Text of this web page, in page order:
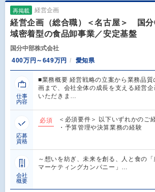
再掲載 経営企画
経営企画（総合職）＜名古屋＞ 国分
域密着型の食品卸事業／安定基盤
国分中部株式会社
400万円～649万円
愛知県
仕事
内容
■業務概要 経営戦略の立案から業務品
画まで、会社全体の成長を支える経営
いただきま…
応募
資格
必須
＜必須要件＞ 以下いずれかのご
・予算管理や決算業務の経験
会社
概要
～想いを紡ぎ、未来を創る、人と食の
マーケティングカンパニー」…